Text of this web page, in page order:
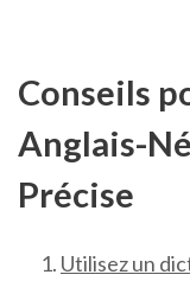
Conseils
Anglais-
Précise
Utilisez un